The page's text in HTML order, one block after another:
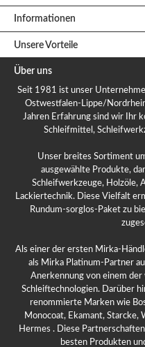
Informationen
Unsere Vorteile
Über uns
Seit 1981 ist unser
Ostwestfalen-Lippe/
Jahren Erfahrung sind wir Ihr
Schleifmittel,
Unser breites Sortiment
ausgewählte Produkte,
Schleifwerkzeuge, Holzöle,
Lackiertechnik. Diese Vielfalt
Rundum-sorglos-Paket zu
Als einer der ersten Mirka-
als Mirka Platinum-Partner
Anerkennung von einem
Schleiftechnologien. Darüber
renommierte Marken wie
Monocoat, Ekamant, Starcke,
Hermes . Diese
besten Produkten